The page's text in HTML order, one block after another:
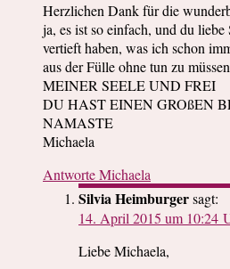
Herzlichen Dank für die
ja, es ist so einfach, und du
vertieft haben, was ich schon
aus der Fülle ohne tun zu
MEINER SEELE UND FREI
DU HAST EINEN GROßEN
NAMASTE
Michaela
Antworte Michaela
Silvia Heimburgersagt:
14. April 2015 um 10:24
Liebe Michaela,